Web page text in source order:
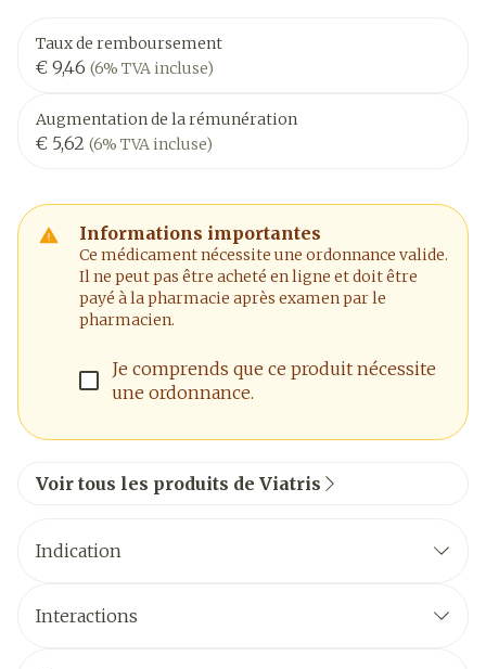
Taux de remboursement
€ 9,46 (6% TVA incluse)
Augmentation de la rémunération
€ 5,62 (6% TVA incluse)
Informations importantes
Ce médicament nécessite une ordonnance valide.
Il ne peut pas être acheté en ligne et doit être
payé à la pharmacie après examen par le
pharmacien.
Je comprends que ce produit nécessite
une ordonnance.
Voir tous les produits de Viatris
Indication
Interactions